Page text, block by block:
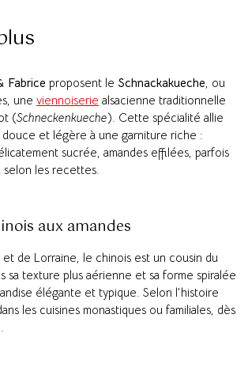
Fabrice proposent le Schnackakueche , ou
une viennoiserie alsacienne traditionnelle
(Schneckenkueche). Cette spécialité allie
et légère à une garniture riche :
sucrée, amandes effilées, parfois
selon les recettes.
aux amandes
et de Lorraine, le chinois est un cousin du
sa texture plus aérienne et sa forme spiralée
élégante et typique. Selon l’histoire
les cuisines monastiques ou familiales, dès